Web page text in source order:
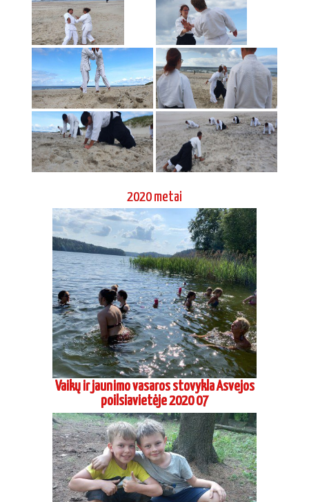
2020 metai
Vaikų ir jaunimo vasaros stovykla Asvejos
poilsiavietėje 2020 07
Aikido dienos stovykla Grigaičiuose 2020
06